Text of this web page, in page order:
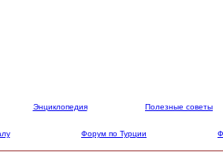
Энциклопедия Полезные советы
Форум по Турции